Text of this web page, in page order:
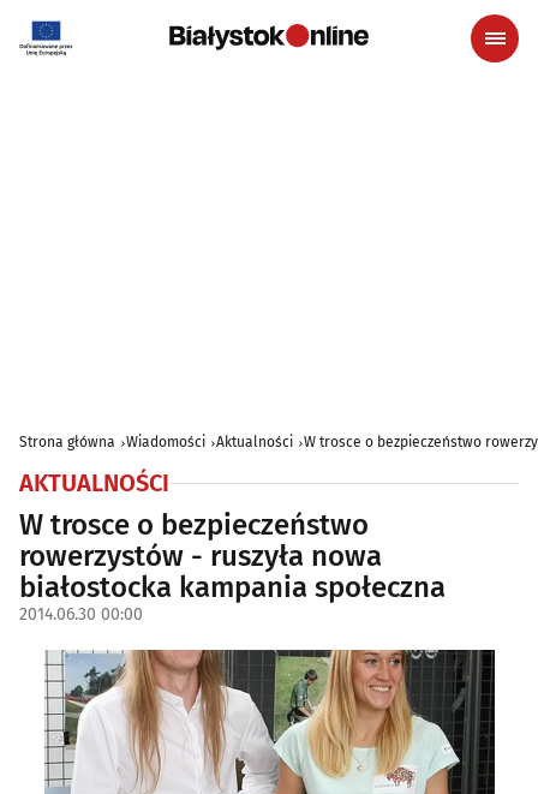
Strona główna Wiadomości Aktualności W trosce o bezpieczeństwo
AKTUALNOŚCI
W trosce o bezpieczeństwo
rowerzystów - ruszyła nowa
białostocka kampania społeczna
2014.06.30 00:00